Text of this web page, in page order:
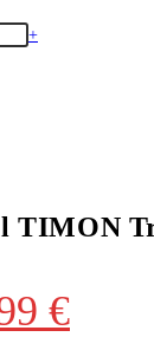
+
TIMON
€